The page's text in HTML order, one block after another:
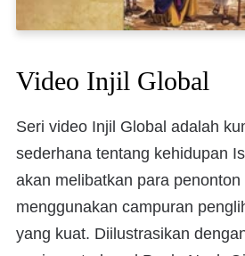
Video Injil Global
Seri video Injil Global adalah
sederhana tentang kehidupan
akan melibatkan para
menggunakan campuran
yang kuat. Diilustrasikan